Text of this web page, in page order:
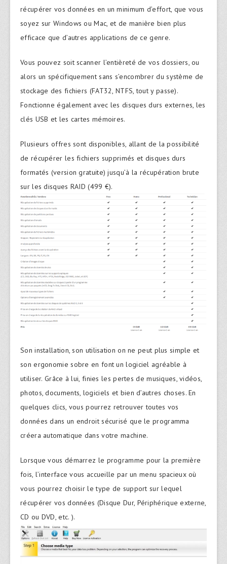
récupérer vos données en un minimum d’effort, que vous
soyez sur Windows ou Mac, et de manière bien plus
efficace que d’autres applications de ce genre.
Vous pouvez soit scanner l’entièreté de vos dossiers, ou
alors un spécifiquement sans s’encombrer du système de
stockage des fichiers (FAT32, NTFS, tout y passe).
Fonctionne également avec les disques durs externes, les
clés USB et les cartes mémoires.
Plusieurs offres sont disponibles, allant de la possibilité
de récupérer les fichiers supprimés et disques durs
formatés (version gratuite) jusqu’à la récupération brute
sur les disques RAID (499 €).
Son installation, son utilisation on ne peut plus simple et
son ergonomie sobre en font un logiciel agréable à
utiliser. Grâce à lui, finies les pertes de musiques, vidéos,
photos, documents, logiciels et bien d’autres choses. En
quelques clics, vous pourrez retrouver toutes vos
données dans un endroit sécurisé que le programma
créera automatique dans votre machine.
Lorsque vous démarrez le programme pour la première
fois, l’interface vous accueille par un menu spacieux où
vous pourrez choisir le type de support sur lequel
récupérer vos données (Disque Dur, Périphérique externe,
CD ou DVD, etc. ).